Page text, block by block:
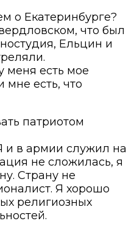
о Екатеринбурге?
что был
Ельцин и
меня есть мое
есть, что
патриотом
и в армии служил на
не сложилась, я
Страну не
Я хорошо
религиозных